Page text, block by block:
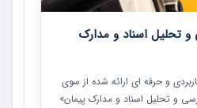
تحلیل اسناد و مدارک
و حرفه‏ ای ارائه شده از سوی
و تحلیل اسناد و مدارک پیمان»